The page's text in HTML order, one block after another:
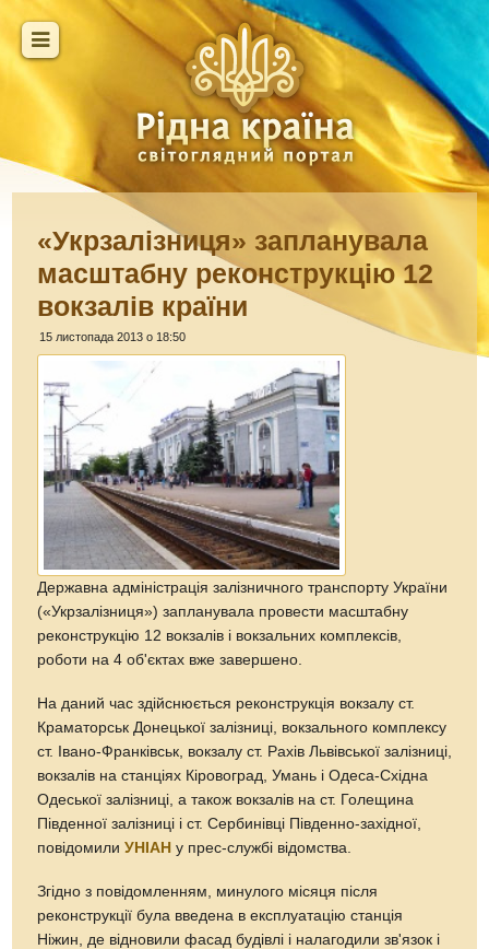
«Укрзалізниця» запланувала
масштабну реконструкцію 12
вокзалів країни
15 листопада 2013 о 18:50
Державна адміністрація залізничного транспорту України
(«Укрзалізниця») запланувала провести масштабну
реконструкцію 12 вокзалів і вокзальних комплексів,
роботи на 4 об'єктах вже завершено.
На даний час здійснюється реконструкція вокзалу ст.
Краматорськ Донецької залізниці, вокзального комплексу
ст. Івано-Франківськ, вокзалу ст. Рахів Львівської залізниці,
вокзалів на станціях Кіровоград, Умань і Одеса-Східна
Одеської залізниці, а також вокзалів на ст. Голещина
Південної залізниці і ст. Сербинівці Південно-західної,
повідомилиУНІАН у прес-службі відомства.
Згідно з повідомленням, минулого місяця після
реконструкції була введена в експлуатацію станція
Ніжин, де відновили фасад будівлі і налагодили зв'язок і